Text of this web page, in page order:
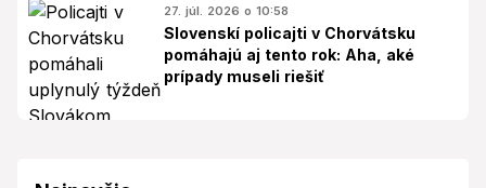
27. júl. 2026 o 10:58
Slovenskí policajti v Chorvátsku
pomáhajú aj tento rok: Aha, aké
prípady museli riešiť